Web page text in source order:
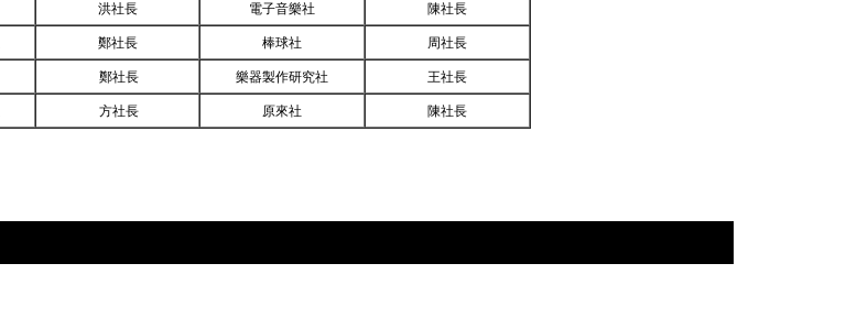
洪社長 電子音樂社 陳社長
鄭社長 棒球社 周社長
鄭社長 樂器製作研究社 王社長
方社長 原來社 陳社長